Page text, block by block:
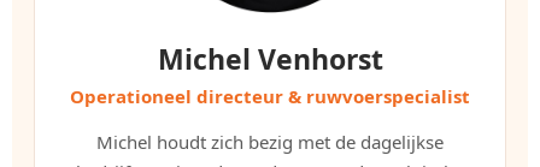
Michel Venhorst
Operationeel directeur & ruwvoerspecialist
Michel houdt zich bezig met de dagelijkse